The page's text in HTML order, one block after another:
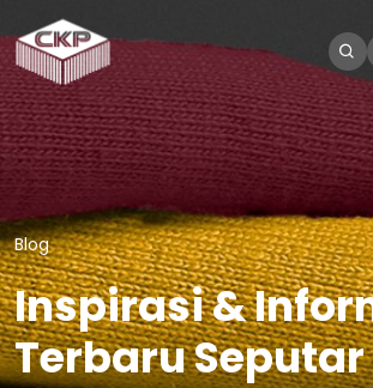
Blog
Inspirasi &
Terbaru Seputar